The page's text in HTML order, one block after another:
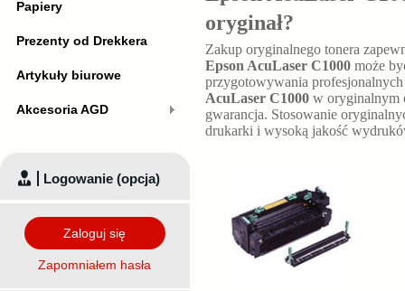
oryginał?
Zakup oryginalnego tonera
Epson AcuLaser C1000 może
przygotowywania
AcuLaser C1000 w oryginalnym
gwarancja. Stosowanie
drukarki i wysoką jakość
Papiery
Prezenty od Drekkera
Artykuły biurowe
Akcesoria AGD
Logowanie (opcja)
Zaloguj się
Zapomniałem hasła